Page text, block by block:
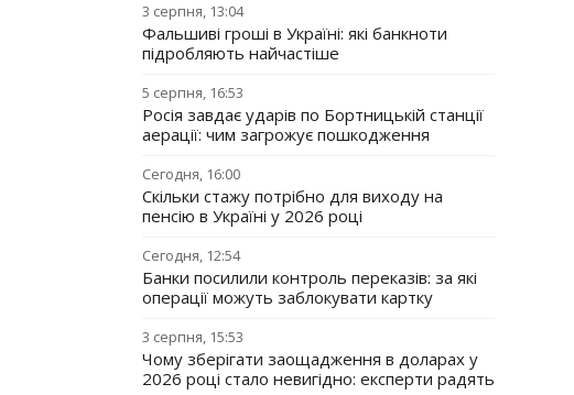
3 серпня, 13:04
Фальшиві гроші в Україні: які банкноти
підробляють найчастіше
5 серпня, 16:53
Росія завдає ударів по Бортницькій станції
аерації: чим загрожує пошкодження
Сегодня, 16:00
Скільки стажу потрібно для виходу на
пенсію в Україні у 2026 році
Сегодня, 12:54
Банки посилили контроль переказів: за які
операції можуть заблокувати картку
3 серпня, 15:53
Чому зберігати заощадження в доларах у
2026 році стало невигідно: експерти радять